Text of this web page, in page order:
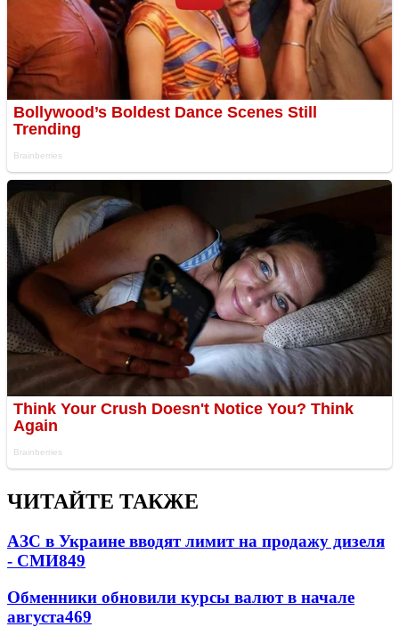
ЧИТАЙТЕ ТАКЖЕ
АЗС в Украине вводят лимит на продажу дизеля
- СМИ849
Обменники обновили курсы валют в начале
августа469